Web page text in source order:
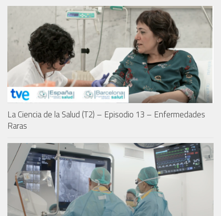
La Ciencia de la Salud (T2) – Episodio 13 – Enfermedades
Raras